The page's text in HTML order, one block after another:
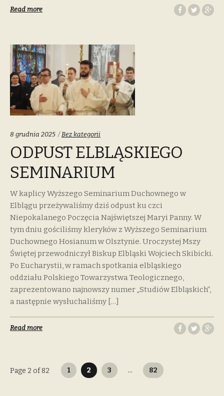
Read more
8 grudnia 2025 Categories:
Bez kategorii
ODPUST ELBLĄSKIEGO
SEMINARIUM
W kaplicy Wyższego Seminarium Duchownego w
Elblągu przeżywaliśmy dziś odpust ku czci
Niepokalanego Poczęcia Najświętszej Maryi Panny. W
tym dniu gościliśmy kleryków z Wyższego Seminarium
Duchownego Hosianum w Olsztynie. Uroczystej Mszy
Świętej przewodniczył Biskup Elbląski Wojciech Skibicki.
Po Eucharystii, w ramach spotkania elbląskiego
oddziału Polskiego Towarzystwa Teologicznego,
zaprezentowano najnowszy numer „Studiów Elbląskich”,
a następnie wysłuchaliśmy […]
Read more
Page 2 of 82
Stronicowanie
1 2 3 … 82